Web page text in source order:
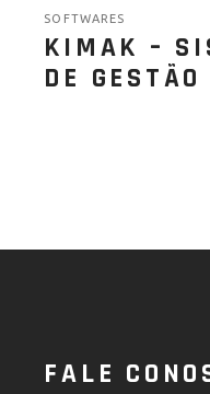
SOFTWARES
KIMAK –
DE GESTÃO
FALE